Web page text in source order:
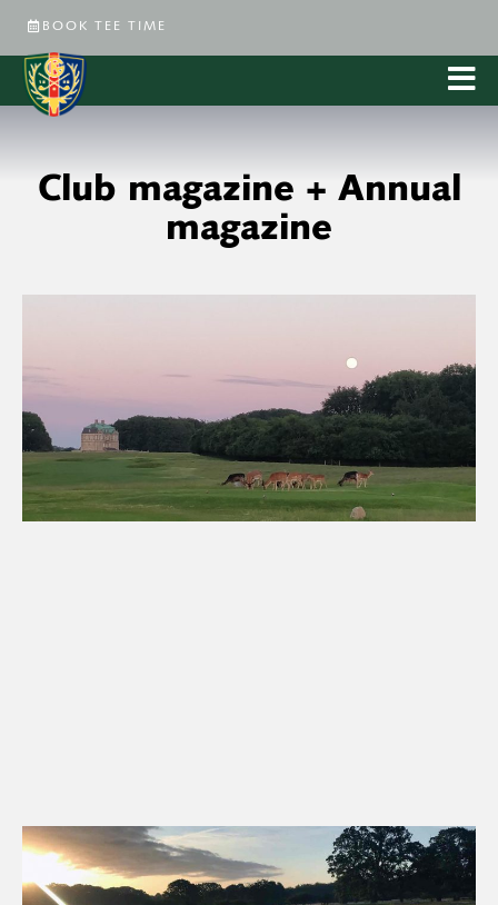
BOOK TEE TIME
Club magazine + Annual
magazine